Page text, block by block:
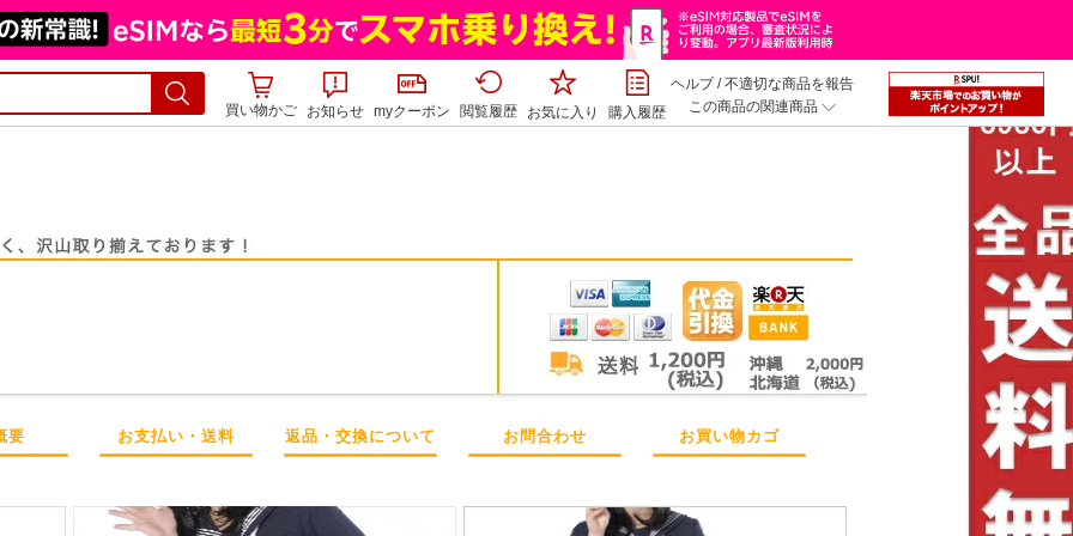
買い物かご お知らせ myクーポン 閲覧履歴 お気に入り 購入履歴
ヘルプ/不適切な商品を報告
この商品の関連商品